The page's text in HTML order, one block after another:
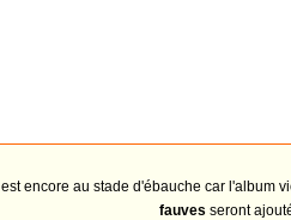
est encore au stade d'ébauche car l'album
fauves seront